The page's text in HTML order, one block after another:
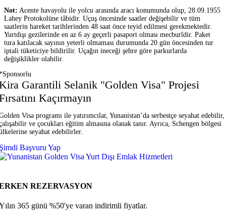
Not: Acente havayolu ile yolcu arasında aracı konumunda olup, 28.09.1955
Lahey Protokolüne tâbidir. Uçuş öncesinde saatler değişebilir ve tüm
saatlerin hareket tarihlerinden 48 saat önce teyid edilmesi gerekmektedir.
Yurtdışı gezilerinde en az 6 ay geçerli pasaport olması mecburîdir. Paket
tura katılacak sayının yeterli olmaması durumunda 20 gün öncesinden tur
iptali tüketiciye bildirilir. Uçağın ineceği şehre göre parkurlarda
değişiklikler olabilir.
Garantili Selanik "Golden Visa" Projesi
Kaçırmayın
Visa programı ile yatırımcılar, Yunanistan’da serbestçe seyahat edebilir,
ve çocukları eğitim almasına olanak tanır. Ayrıca, Schengen bölgesi
seyahat edebilirler.
Başvuru Yap
REZERVASYON
365 günü %50'ye varan indirimli fiyatlar.